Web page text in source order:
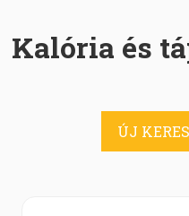
Kalória és
ÚJ